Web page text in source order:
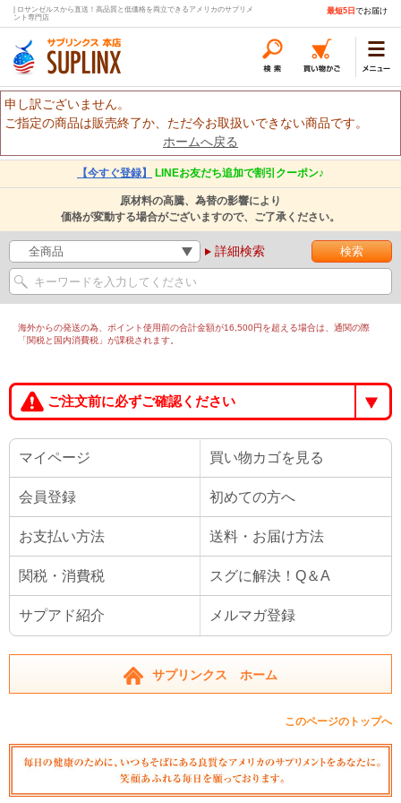
| ロサンゼルスから直送！高品質と低価格を両立できるアメリカのサプリメ
ント専門店
最短5日 でお届け
申し訳ございません。
ご指定の商品は販売終了か、ただ今お取扱いできない商品です。
ホームへ戻る
【今すぐ登録】 LINEお友だち追加で割引クーポン♪
原材料の高騰、為替の影響により
価格が変動する場合がございますので、ご了承ください。
詳細検索
海外からの発送の為、ポイント使用前の合計金額が16,500円を超える場合は、通関の際
「関税と国内消費税」が課税されます。
ご注文前に必ずご確認ください
マイページ 買い物カゴを見る
会員登録 初めての方へ
お支払い方法 送料・お届け方法
関税・消費税 スグに解決！Q＆A
サプアド紹介 メルマガ登録
サプリンクス ホーム
このページのトップへ